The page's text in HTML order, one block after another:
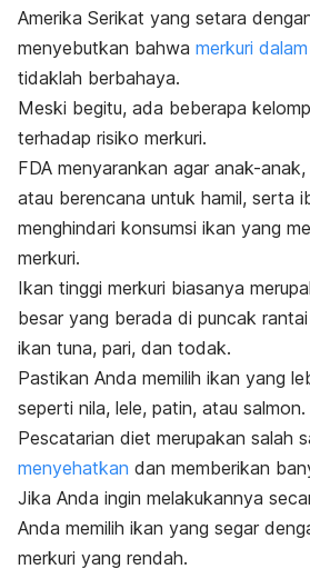
Amerika Serikat yang setara
menyebutkan bahwa merkuri
tidaklah berbahaya.
Meski begitu, ada beberapa
terhadap risiko merkuri.
FDA menyarankan agar anak-
atau berencana untuk hamil, serta
menghindari konsumsi ikan yang
merkuri.
Ikan tinggi merkuri biasanya
besar yang berada di puncak
ikan tuna, pari, dan todak.
Pastikan Anda memilih ikan yang
seperti nila, lele, patin, atau salmon.
Pescatarian diet merupakan salah
menyehatkan dan memberikan
Jika Anda ingin melakukannya
Anda memilih ikan yang segar
merkuri yang rendah.